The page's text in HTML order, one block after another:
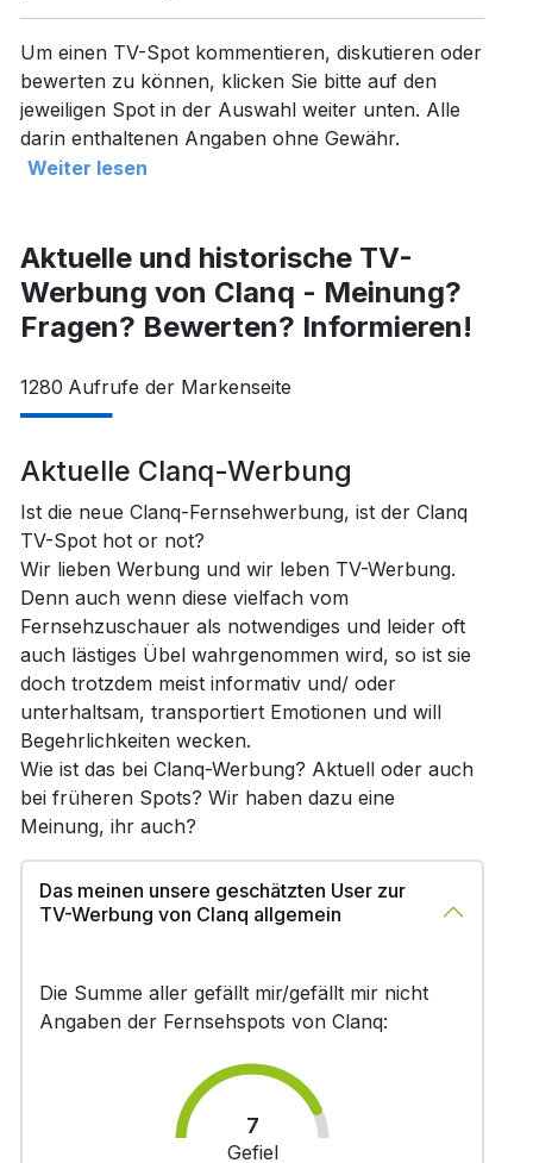
Um einen TV-Spot kommentieren, diskutieren oder
bewerten zu können, klicken Sie bitte auf den
jeweiligen Spot in der Auswahl weiter unten. Alle
darin enthaltenen Angaben ohne Gewähr.
Weiter lesen
Aktuelle und historische TV-
Werbung von Clanq - Meinung?
Fragen? Bewerten? Informieren!
1280 Aufrufe der Markenseite
Aktuelle Clanq-Werbung
Ist die neue Clanq-Fernsehwerbung, ist der Clanq
TV-Spot hot or not?
Wir lieben Werbung und wir leben TV-Werbung.
Denn auch wenn diese vielfach vom
Fernsehzuschauer als notwendiges und leider oft
auch lästiges Übel wahrgenommen wird, so ist sie
doch trotzdem meist informativ und/ oder
unterhaltsam, transportiert Emotionen und will
Begehrlichkeiten wecken.
Wie ist das bei Clanq-Werbung? Aktuell oder auch
bei früheren Spots? Wir haben dazu eine
Meinung, ihr auch?
Das meinen unsere geschätzten User zur
TV-Werbung von Clanq allgemein
Die Summe aller gefällt mir/gefällt mir nicht
Angaben der Fernsehspots von Clanq:
7
Gefiel